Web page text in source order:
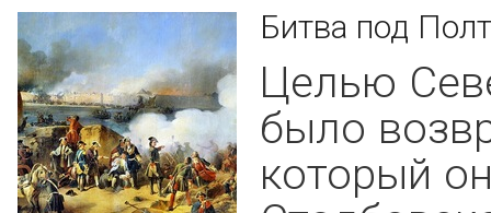
Битва под
Целью
было
который